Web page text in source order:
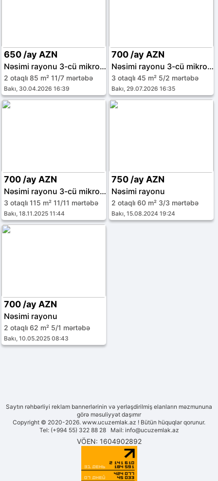
650 /ay AZN
Nəsimi rayonu 3-cü mikrorayon
2 otaqlı 85 m² 11/7 mərtəbə
Bakı, 30.04.2026 16:39
700 /ay AZN
Nəsimi rayonu 3-cü mikrorayon
3 otaqlı 45 m² 5/2 mərtəbə
Bakı, 29.07.2026 16:35
700 /ay AZN
Nəsimi rayonu 3-cü mikrorayon
3 otaqlı 115 m² 11/11 mərtəbə
Bakı, 18.11.2025 11:44
750 /ay AZN
Nəsimi rayonu
2 otaqlı 60 m² 3/3 mərtəbə
Bakı, 15.08.2024 19:24
700 /ay AZN
Nəsimi rayonu
2 otaqlı 62 m² 5/1 mərtəbə
Bakı, 10.05.2025 08:43
Saytın rəhbərliyi reklam bannerlərinin və yerləşdirilmiş elanların məzmununa
görə məsuliyyət daşımır
Copyright © 2020-2026. www.ucuzemlak.az ! Bütün hüquqlar qorunur.
Tel: (+994 55) 322 88 28 Mail: info@ucuzemlak.az
VÖEN: 1604902892